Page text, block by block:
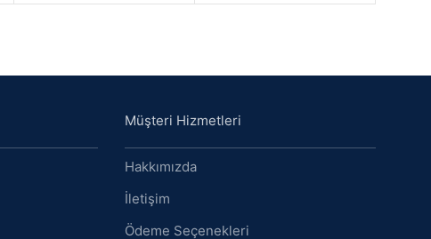
Müşteri Hizmetleri
Hakkımızda
İletişim
Ödeme Seçenekleri